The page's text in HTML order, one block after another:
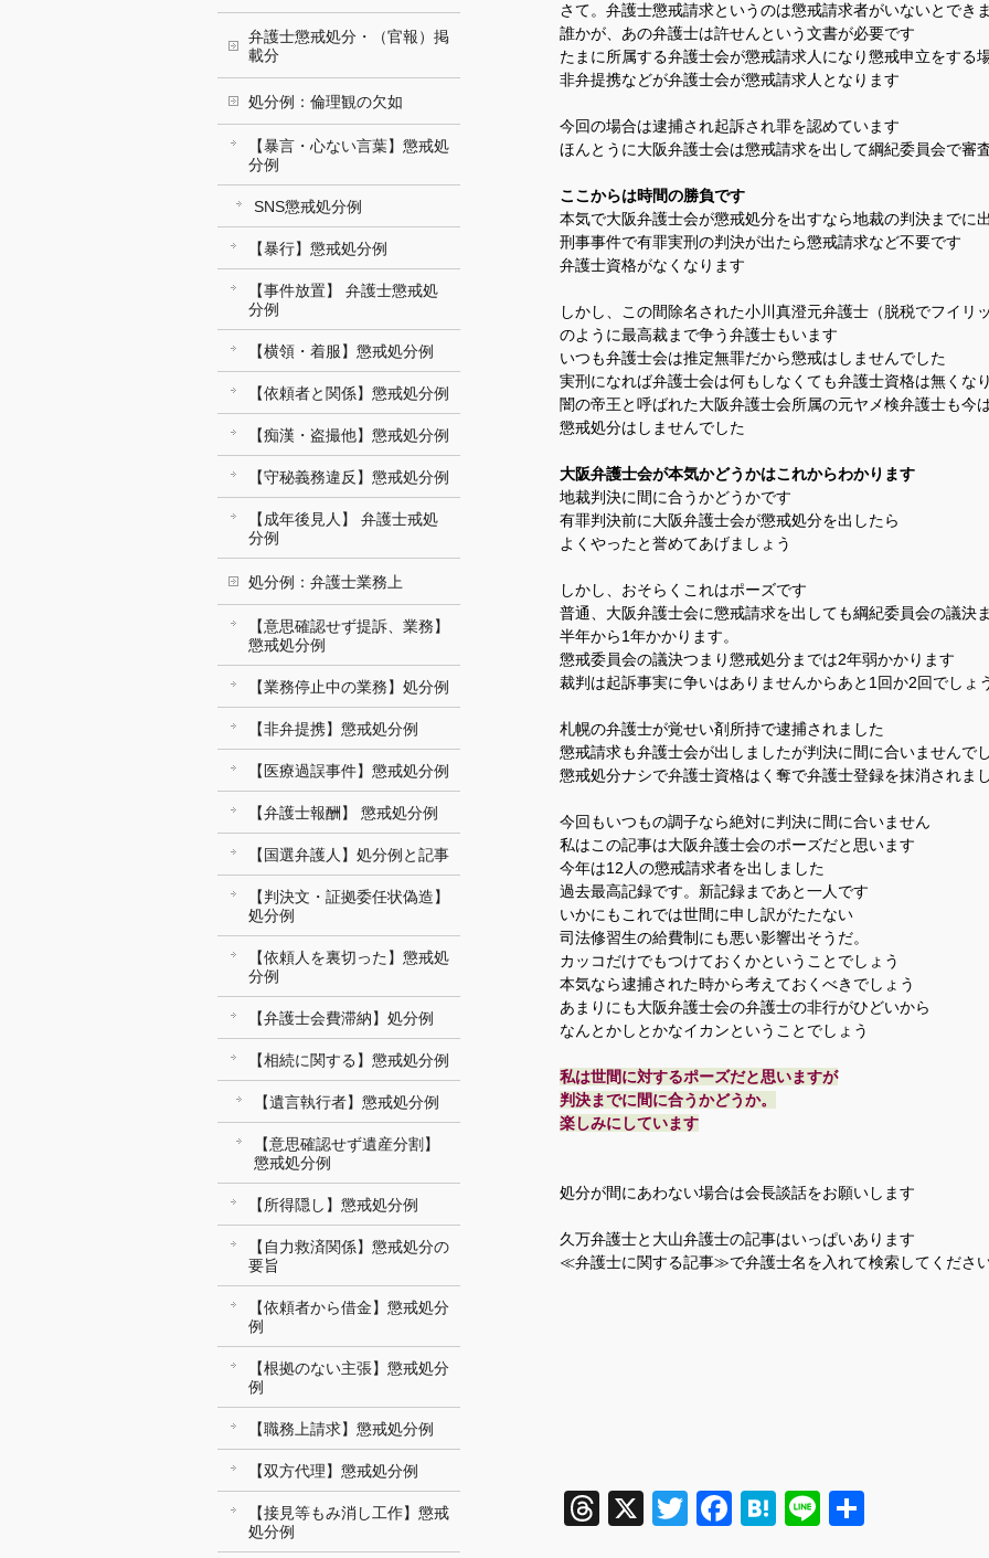
さて。弁護士懲戒請求というのは懲戒請求者がいないとでき
誰かが、あの弁護士は許せんという文書が必要です
たまに所属する弁護士会が懲戒請求人になり懲戒申立をする
非弁提携などが弁護士会が懲戒請求人となります
今回の場合は逮捕され起訴され罪を認めています
ほんとうに大阪弁護士会は懲戒請求を出して綱紀委員会で審
ここからは時間の勝負です
本気で大阪弁護士会が懲戒処分を出すなら地裁の判決までに
刑事事件で有罪実刑の判決が出たら懲戒請求など不要です
弁護士資格がなくなります
しかし、この間除名された小川真澄元弁護士（脱税でフイリ
のように最高裁まで争う弁護士もいます
いつも弁護士会は推定無罪だから懲戒はしませんでした
実刑になれば弁護士会は何もしなくても弁護士資格は無くな
闇の帝王と呼ばれた大阪弁護士会所属の元ヤメ検弁護士も今
懲戒処分はしませんでした
大阪弁護士会が本気かどうかはこれからわかります
地裁判決に間に合うかどうかです
有罪判決前に大阪弁護士会が懲戒処分を出したら
よくやったと誉めてあげましょう
しかし、おそらくこれはポーズです
普通、大阪弁護士会に懲戒請求を出しても綱紀委員会の議決
半年から1年かかります。
懲戒委員会の議決つまり懲戒処分までは2年弱かかります
裁判は起訴事実に争いはありませんからあと1回か2回でしょ
札幌の弁護士が覚せい剤所持で逮捕されました
懲戒請求も弁護士会が出しましたが判決に間に合いませんで
懲戒処分ナシで弁護士資格はく奪で弁護士登録を抹消されま
今回もいつもの調子なら絶対に判決に間に合いません
私はこの記事は大阪弁護士会のポーズだと思います
今年は12人の懲戒請求者を出しました
過去最高記録です。新記録まであと一人です
いかにもこれでは世間に申し訳がたたない
司法修習生の給費制にも悪い影響出そうだ。
カッコだけでもつけておくかということでしょう
本気なら逮捕された時から考えておくべきでしょう
あまりにも大阪弁護士会の弁護士の非行がひどいから
なんとかしとかなイカンということでしょう
私は世間に対するポーズだと思いますが
判決までに間に合うかどうか。
楽しみにしています
処分が間にあわない場合は会長談話をお願いします
久万弁護士と大山弁護士の記事はいっぱいあります
≪弁護士に関する記事≫で弁護士名を入れて検索してくださ
Threads
X TwitterFacebook
Hatena
Line
弁護士懲戒処分・（官報）掲
載分
処分例：倫理観の欠如
【暴言・心ない言葉】懲戒処
分例
SNS懲戒処分例
【暴行】懲戒処分例
【事件放置】 弁護士懲戒処
分例
【横領・着服】懲戒処分例
【依頼者と関係】懲戒処分例
【痴漢・盗撮他】懲戒処分例
【守秘義務違反】懲戒処分例
【成年後見人】 弁護士戒処
分例
処分例：弁護士業務上
【意思確認せず提訴、業務】
懲戒処分例
【業務停止中の業務】処分例
【非弁提携】懲戒処分例
【医療過誤事件】懲戒処分例
【弁護士報酬】 懲戒処分例
【国選弁護人】処分例と記事
【判決文・証拠委任状偽造】
処分例
【依頼人を裏切った】懲戒処
分例
【弁護士会費滞納】処分例
【相続に関する】懲戒処分例
【遺言執行者】懲戒処分例
【意思確認せず遺産分割】
懲戒処分例
【所得隠し】懲戒処分例
【自力救済関係】懲戒処分の
要旨
【依頼者から借金】懲戒処分
例
【根拠のない主張】懲戒処分
例
【職務上請求】懲戒処分例
【双方代理】懲戒処分例
【接見等もみ消し工作】懲戒
処分例